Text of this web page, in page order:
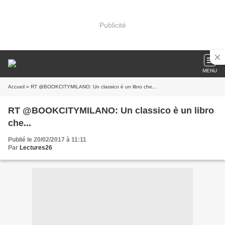
Publicité
MENU
Accueil » RT @BOOKCITYMILANO: Un classico è un libro che...
RT @BOOKCITYMILANO: Un classico è un libro
che...
Publié le 20/02/2017 à 11:11
Par Lectures26